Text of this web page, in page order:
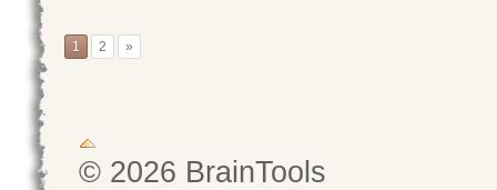
1 2 »
© 2026 BrainTools